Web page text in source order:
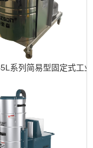
系列简易型固定式工